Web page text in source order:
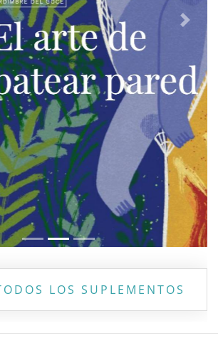
Next
LOS SUPLEMENTOS